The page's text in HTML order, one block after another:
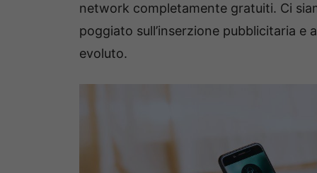
network completamente gratuiti. Ci
poggiato sull’inserzione pubblicitaria e
evoluto.